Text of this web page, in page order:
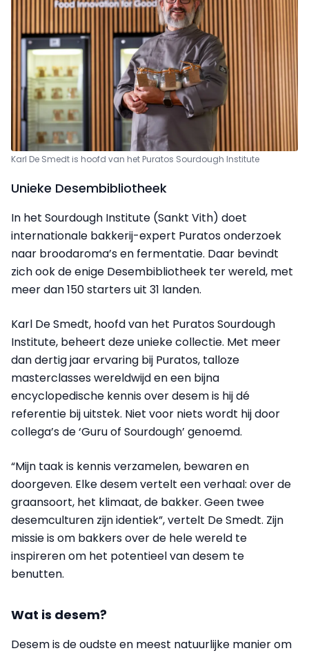
Karl De Smedt is hoofd van het Puratos Sourdough Institute
Unieke Desembibliotheek
In het Sourdough Institute (Sankt Vith) doet
internationale bakkerij-expert Puratos onderzoek
naar broodaroma’s en fermentatie. Daar bevindt
zich ook de enige Desembibliotheek ter wereld, met
meer dan 150 starters uit 31 landen.
Karl De Smedt, hoofd van het Puratos Sourdough
Institute, beheert deze unieke collectie. Met meer
dan dertig jaar ervaring bij Puratos, talloze
masterclasses wereldwijd en een bijna
encyclopedische kennis over desem is hij dé
referentie bij uitstek. Niet voor niets wordt hij door
collega’s de ‘Guru of Sourdough’ genoemd.
“Mijn taak is kennis verzamelen, bewaren en
doorgeven. Elke desem vertelt een verhaal: over de
graansoort, het klimaat, de bakker. Geen twee
desemculturen zijn identiek”, vertelt De Smedt. Zijn
missie is om bakkers over de hele wereld te
inspireren om het potentieel van desem te
benutten.
Wat is desem?
Desem is de oudste en meest natuurlijke manier om